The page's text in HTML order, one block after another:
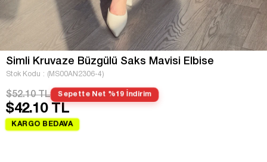
Simli Kruvaze Büzgülü Saks Mavisi Elbise
Stok Kodu (MS00AN2306-4)
$52.10 TL Sepette Net %19 İndirim
$42.10 TL
KARGO BEDAVA